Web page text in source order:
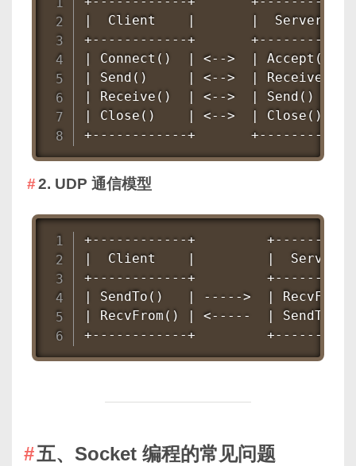
|  Client    |       |  Server
+------------+
| Connect()  | <-->  | Accept()
| Send()     | <-->  | Receive()
| Receive()  | <-->  | Send()
| Close()    | <-->  | Close()
+------------+
2. UDP 通信模型
+------------+
|  Client    |         |  Server
+------------+
| SendTo()   | ----->  |
| RecvFrom() | <-----  |
+------------+
五、Socket 编程的常见问题